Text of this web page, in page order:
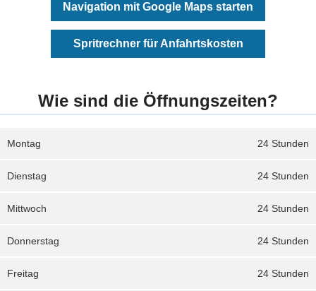
Navigation mit Google Maps starten
Spritrechner für Anfahrtskosten
Wie sind die Öffnungszeiten?
24 Stunden
Montag
24 Stunden
Dienstag
24 Stunden
Mittwoch
24 Stunden
Donnerstag
24 Stunden
Freitag